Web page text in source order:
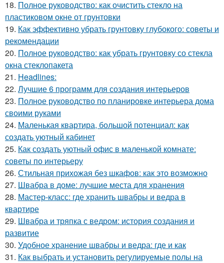
18. Полное руководство: как очистить стекло на
пластиковом окне от грунтовки
19. Как эффективно убрать грунтовку глубокого: советы и
рекомендации
20. Полное руководство: как убрать грунтовку со стекла
окна стеклопакета
21. Headlines:
22. Лучшие 6 программ для создания интерьеров
23. Полное руководство по планировке интерьера дома
своими руками
24. Маленькая квартира, большой потенциал: как
создать уютный кабинет
25. Как создать уютный офис в маленькой комнате:
советы по интерьеру
26. Стильная прихожая без шкафов: как это возможно
27. Швабра в доме: лучшие места для хранения
28. Мастер-класс: где хранить швабры и ведра в
квартире
29. Швабра и тряпка с ведром: история создания и
развитие
30. Удобное хранение швабры и ведра: где и как
31. Как выбрать и установить регулируемые полы на